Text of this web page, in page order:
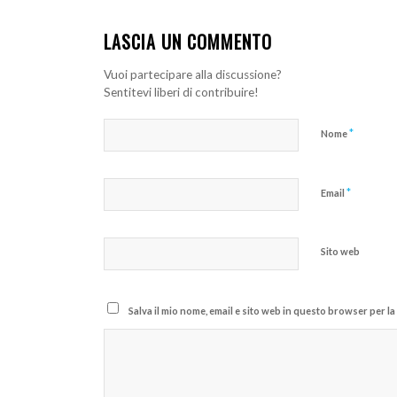
LASCIA UN COMMENTO
Vuoi partecipare alla discussione?
Sentitevi liberi di contribuire!
Nome*
Email*
Sito web
Salva il mio nome, email e sito web in questo browser per